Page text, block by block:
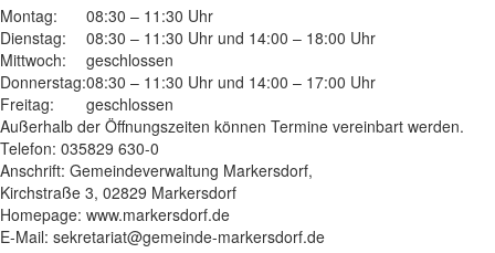
Montag:
08:30 – 11:30 Uhr
Dienstag:
08:30 – 11:30 Uhr und 14:00 – 18:00 Uhr
Mittwoch:
geschlossen
Donnerstag:08:30 – 11:30 Uhr und 14:00 – 17:00 Uhr
Freitag:
geschlossen
Außerhalb der Öffnungszeiten können Termine vereinbart werden.
Telefon: 035829 630-0
Anschrift: Gemeindeverwaltung Markersdorf,
Kirchstraße 3, 02829 Markersdorf
Homepage: www.markersdorf.de
E-Mail: sekretariat@gemeinde-markersdorf.de